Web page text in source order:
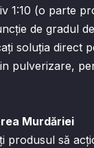
1:10 (o parte
de gradul
direct
pulverizare,
Murdăriei
să